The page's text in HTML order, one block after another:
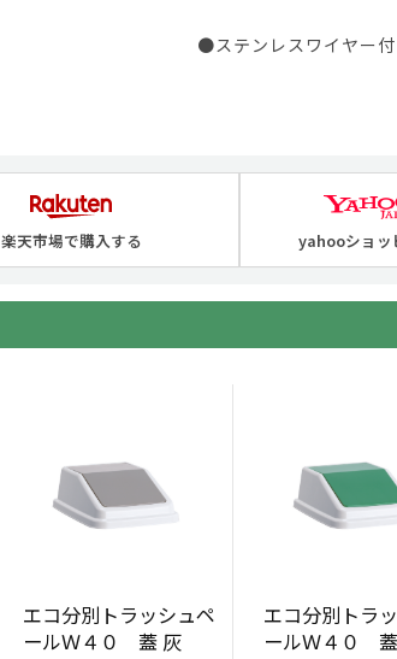
●ステンレスワイヤー付
楽天市場で購入する yahooショッ
エコ分別トラッシュペ
ールＷ４０ 蓋 灰
エコ分別トラ
ールＷ４０